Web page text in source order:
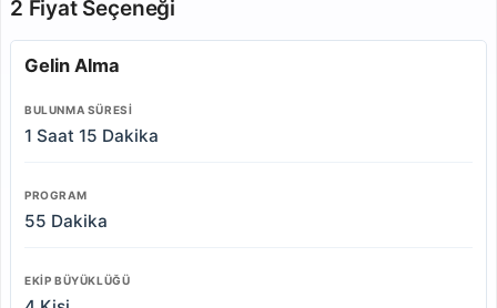
2 Fiyat Seçeneği
Gelin Alma
BULUNMA SÜRESI
1 Saat 15 Dakika
PROGRAM
55 Dakika
EKIP BÜYÜKLÜĞÜ